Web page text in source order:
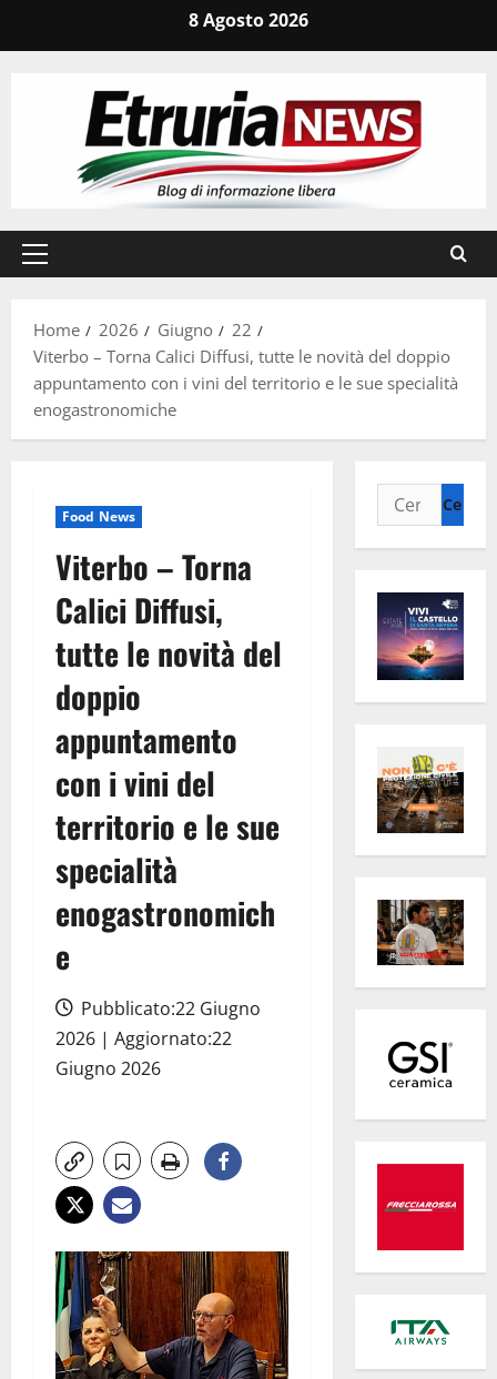
8 Agosto 2026
Menu
Home
2026 Giugno
22
Viterbo – Torna Calici Diffusi, tutte le novità del doppio
appuntamento con i vini del territorio e le sue specialità
enogastronomiche
Food News
Viterbo – Torna
Calici Diffusi,
tutte le novità del
doppio
appuntamento
con i vini del
territorio e le sue
specialità
enogastronomich
e
Pubblicato:22 Giugno
2026 | Aggiornato:22
Giugno 2026
Ricerca
per: